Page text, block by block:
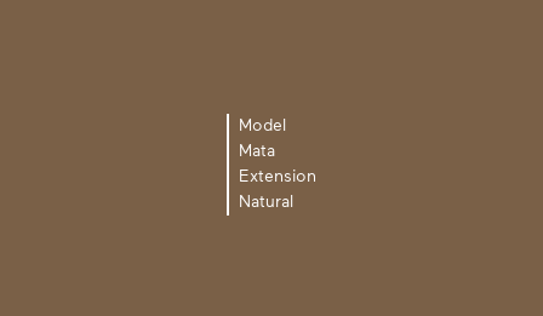
Model
Mata
Extension
Natural